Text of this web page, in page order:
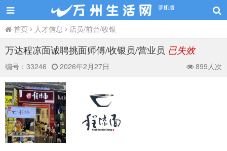
首页 人才信息 店员/前台/收银
万达程凉面诚聘挑面师傅/收银员/营业员 已失效
编号： 33246 2026年2月27日 899人次